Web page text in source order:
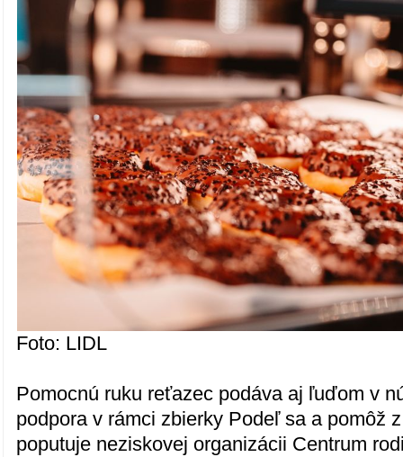
Foto: LIDL
Pomocnú ruku reťazec podáva aj ľuďom v
podpora v rámci zbierky Podeľ sa a pomôž
poputuje neziskovej organizácii Centrum